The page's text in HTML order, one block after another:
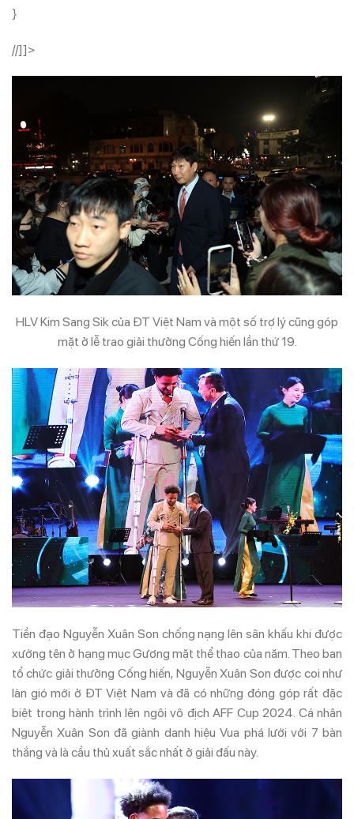
}
//]]>
HLV Kim Sang Sik của ĐT Việt Nam và một số trợ lý cũng góp
mặt ở lễ trao giải thưởng Cống hiến lần thứ 19.
Tiền đạo Nguyễn Xuân Son chống nạng lên sân khấu khi được
xướng tên ở hạng mục Gương mặt thể thao của năm. Theo ban
tổ chức giải thưởng Cống hiến, Nguyễn Xuân Son được coi như
làn gió mới ở ĐT Việt Nam và đã có những đóng góp rất đặc
biệt trong hành trình lên ngôi vô địch AFF Cup 2024. Cá nhân
Nguyễn Xuân Son đã giành danh hiệu Vua phá lưới với 7 bàn
thắng và là cầu thủ xuất sắc nhất ở giải đấu này.